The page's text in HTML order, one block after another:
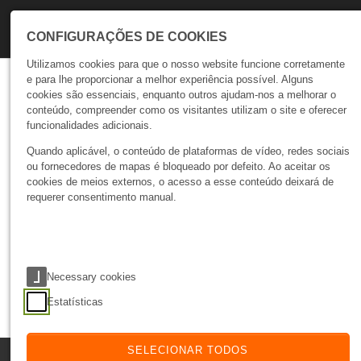
Talks
Projetos
No news available.
Negócios Opinião
Tutorial
CONFIGURAÇÕES DE COOKIES
Utilizamos cookies para que o nosso website funcione corretamente
e para lhe proporcionar a melhor experiência possível. Alguns
cookies são essenciais, enquanto outros ajudam-nos a melhorar o
conteúdo, compreender como os visitantes utilizam o site e oferecer
funcionalidades adicionais.
Quando aplicável, o conteúdo de plataformas de vídeo, redes sociais
ou fornecedores de mapas é bloqueado por defeito. Ao aceitar os
cookies de meios externos, o acesso a esse conteúdo deixará de
requerer consentimento manual.
Necessary cookies
Estatísticas
SELECIONAR TODOS